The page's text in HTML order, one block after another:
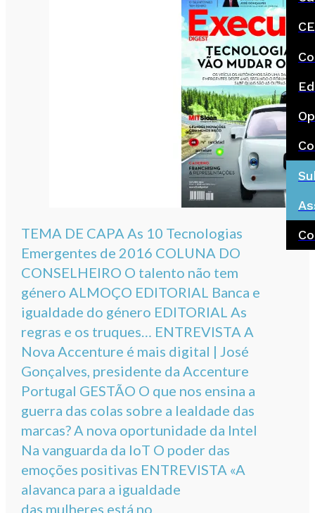
TEMA DE CAPA As 10 Tecnologias
Emergentes de 2016 COLUNA DO
CONSELHEIRO O talento não tem
género ALMOÇO EDITORIAL Banca e
igualdade do género EDITORIAL As
regras e os truques… ENTREVISTA A
Nova Accenture é mais digital | José
Gonçalves, presidente da Accenture
Portugal GESTÃO O que nos ensina a
guerra das colas sobre a lealdade das
marcas? A nova oportunidade da Intel
Na vanguarda da IoT O poder das
emoções positivas ENTREVISTA «A
alavanca para a igualdade
das mulheres está no